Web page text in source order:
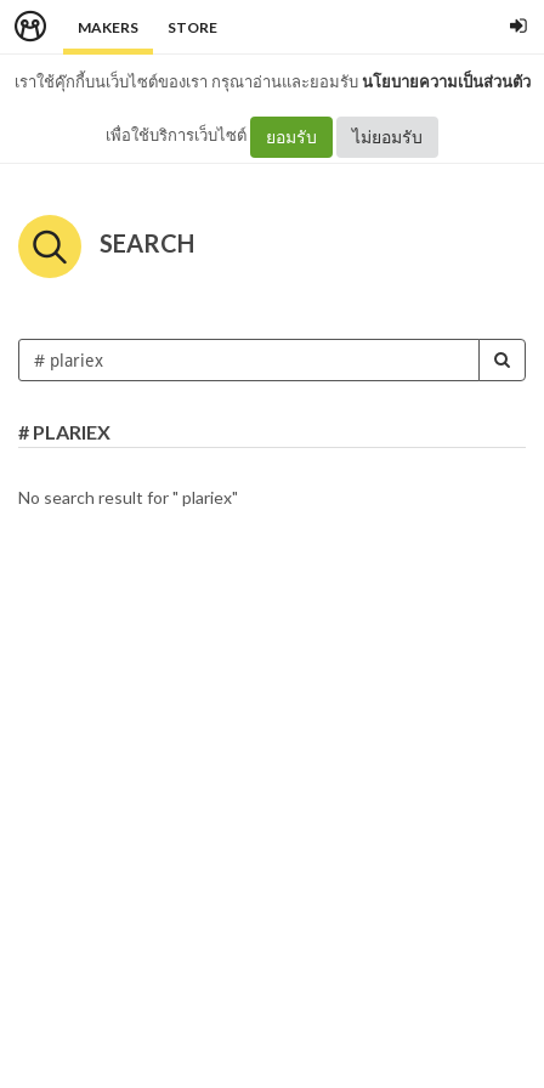
MAKERS STORE
เราใช้คุ๊กกี้บนเว็บไซต์ของเรา กรุณาอ่านและยอมรับนโยบายความเป็นส่วนตัว
เพื่อใช้บริการเว็บไซต์ ยอมรับ ไม่ยอมรับ
SEARCH
# PLARIEX
No search result for " plariex"